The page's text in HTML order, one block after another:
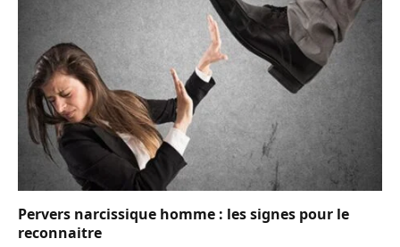
Pervers narcissique homme : les signes pour le
reconnaitre